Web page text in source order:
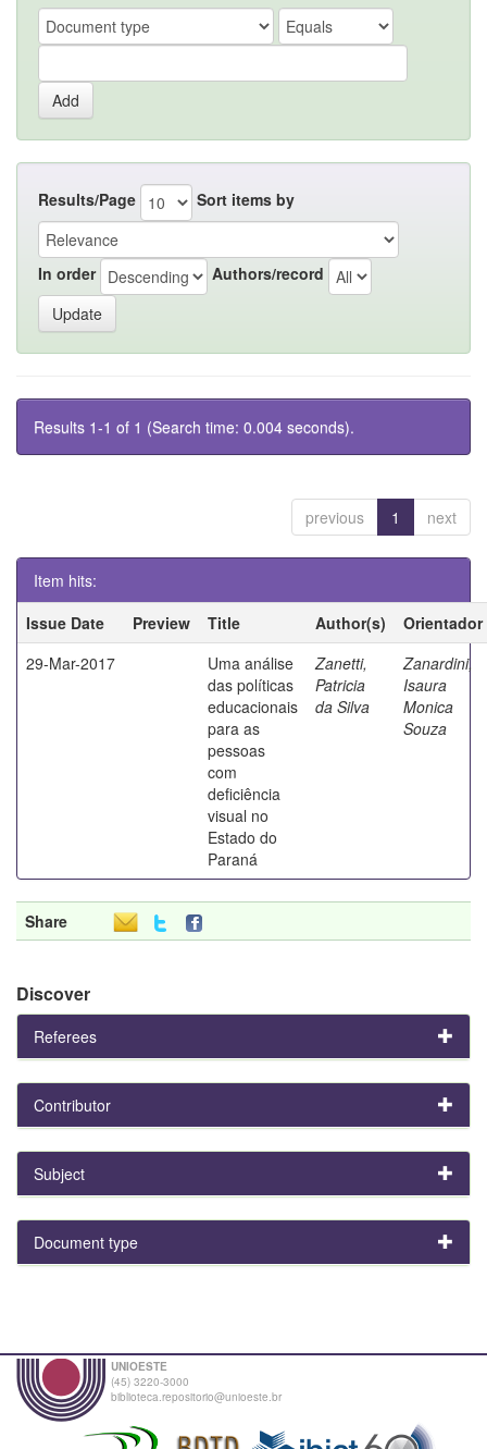
Results/Page Sort items by
In order Authors/record
Results 1-1 of 1 (Search time: 0.004 seconds).
previous 1 next
Item hits:
Issue Date
Preview Title Author(s)
Orientador
29-Mar-2017
Uma análise
das políticas
educacionais
para as
pessoas
com
deficiência
visual no
Estado do
Paraná
Zanetti,
Patricia
da Silva
Zanardini,
Isaura
Monica
Souza
Share
Discover
Referees
Contributor
Subject
Document type
UNIOESTE
(45) 3220-3000
biblioteca.repositorio@unioeste.br